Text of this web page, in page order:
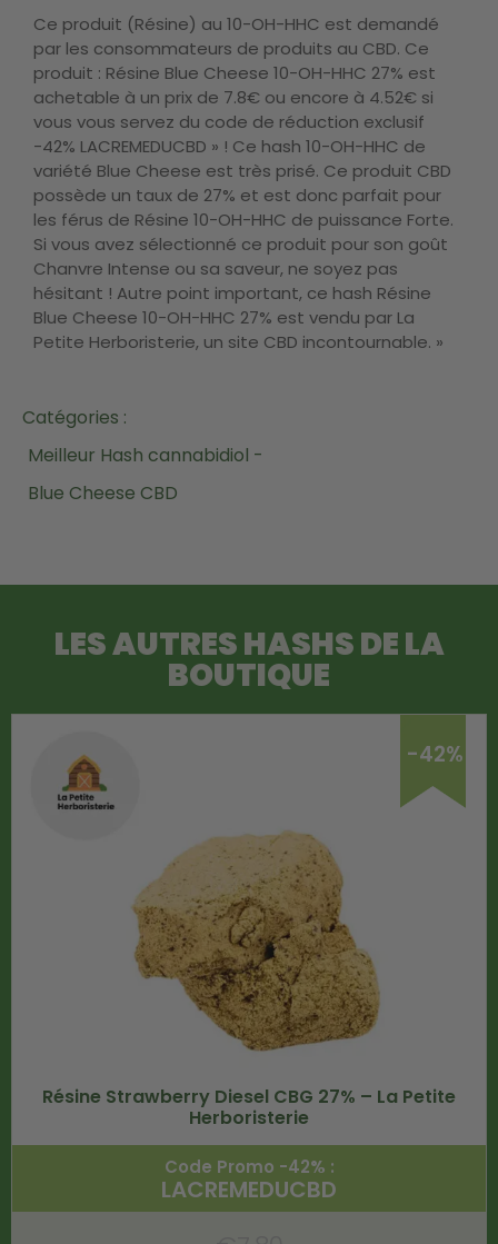
Ce produit (Résine) au 10-OH-HHC est demandé
par les consommateurs de produits au CBD. Ce
produit : Résine Blue Cheese 10-OH-HHC 27% est
achetable à un prix de 7.8€ ou encore à 4.52€ si
vous vous servez du code de réduction exclusif
-42% LACREMEDUCBD » ! Ce hash 10-OH-HHC de
variété Blue Cheese est très prisé. Ce produit CBD
possède un taux de 27% et est donc parfait pour
les férus de Résine 10-OH-HHC de puissance Forte.
Si vous avez sélectionné ce produit pour son goût
Chanvre Intense ou sa saveur, ne soyez pas
hésitant ! Autre point important, ce hash Résine
Blue Cheese 10-OH-HHC 27% est vendu par La
Petite Herboristerie, un site CBD incontournable. »
Catégories :
Meilleur Hash cannabidiol -
Blue Cheese CBD
LES AUTRES HASHS DE LA
BOUTIQUE
-42%
Résine Strawberry Diesel CBG 27% – La Petite
Herboristerie
Code Promo -42% :
LACREMEDUCBD